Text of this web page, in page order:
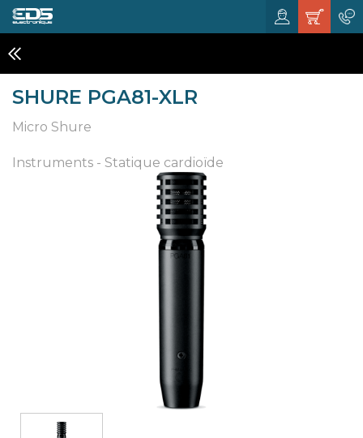
SHURE PGA81-XLR
Micro Shure
Instruments - Statique cardioïde